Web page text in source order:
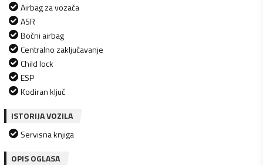
Airbag za vozača
ASR
Bočni airbag
Centralno zaključavanje
Child lock
ESP
Kodiran ključ
ISTORIJA VOZILA
Servisna knjiga
OPIS OGLASA